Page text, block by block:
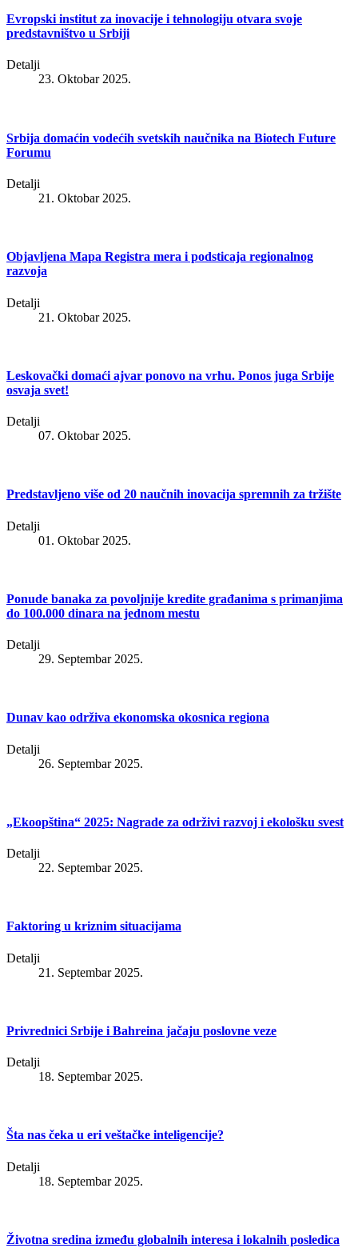
Evropski institut za inovacije i tehnologiju otvara svoje
predstavništvo u Srbiji
Detalji
23. Oktobar 2025.
Srbija domaćin vodećih svetskih naučnika na Biotech Future
Forumu
Detalji
21. Oktobar 2025.
Objavlјena Mapa Registra mera i podsticaja regionalnog
razvoja
Detalji
21. Oktobar 2025.
Leskovački domaći ajvar ponovo na vrhu. Ponos juga Srbije
osvaja svet!
Detalji
07. Oktobar 2025.
Predstavljeno više od 20 naučnih inovacija spremnih za tržište
Detalji
01. Oktobar 2025.
Ponude banaka za povoljnije kredite građanima s primanjima
do 100.000 dinara na jednom mestu
Detalji
29. Septembar 2025.
Dunav kao održiva ekonomska okosnica regiona
Detalji
26. Septembar 2025.
„Ekoopština“ 2025: Nagrade za održivi razvoj i ekološku svest
Detalji
22. Septembar 2025.
Faktoring u kriznim situacijama
Detalji
21. Septembar 2025.
Privrednici Srbije i Bahreina jačaju poslovne veze
Detalji
18. Septembar 2025.
Šta nas čeka u eri veštačke inteligencije?
Detalji
18. Septembar 2025.
Životna sredina između globalnih interesa i lokalnih posledica